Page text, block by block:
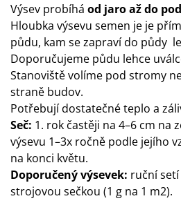
Výsev probíhá od jaro až do
Hloubka výsevu semen je je
půdu, kam se zapraví do půdy
Doporučujeme půdu lehce
Stanoviště volíme pod stromy
straně budov.
Potřebují dostatečné teplo a
Seč: 1. rok častěji na 4–6 cm na
výsevu 1–3x ročně podle jejího
na konci květu.
Doporučený výsevek: ruční setí
strojovou sečkou (1 g na 1 m2).